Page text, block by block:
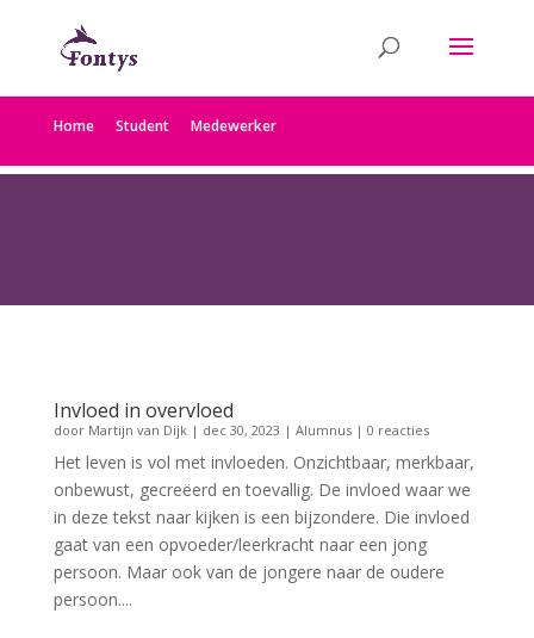
Home Student Medewerker
Invloed in overvloed
door Martijn van Dijk| dec 30, 2023 | Alumnus| 0 reacties
Het leven is vol met invloeden. Onzichtbaar, merkbaar,
onbewust, gecreëerd en toevallig. De invloed waar we
in deze tekst naar kijken is een bijzondere. Die invloed
gaat van een opvoeder/leerkracht naar een jong
persoon. Maar ook van de jongere naar de oudere
persoon....